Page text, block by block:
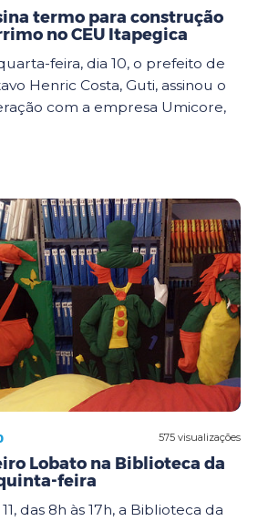
termo para construção
no CEU Itapegica
feira, dia 10, o prefeito de
Henric Costa, Guti, assinou o
com a empresa Umicore,
575 visualizações
Lobato na Biblioteca da
feira
das 8h às 17h, a Biblioteca da